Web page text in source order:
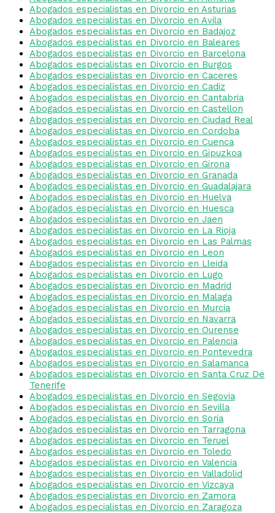
Abogados especialistas en Divorcio en Asturias
Abogados especialistas en Divorcio en Avila
Abogados especialistas en Divorcio en Badajoz
Abogados especialistas en Divorcio en Baleares
Abogados especialistas en Divorcio en Barcelona
Abogados especialistas en Divorcio en Burgos
Abogados especialistas en Divorcio en Caceres
Abogados especialistas en Divorcio en Cadiz
Abogados especialistas en Divorcio en Cantabria
Abogados especialistas en Divorcio en Castellon
Abogados especialistas en Divorcio en Ciudad Real
Abogados especialistas en Divorcio en Cordoba
Abogados especialistas en Divorcio en Cuenca
Abogados especialistas en Divorcio en Gipuzkoa
Abogados especialistas en Divorcio en Girona
Abogados especialistas en Divorcio en Granada
Abogados especialistas en Divorcio en Guadalajara
Abogados especialistas en Divorcio en Huelva
Abogados especialistas en Divorcio en Huesca
Abogados especialistas en Divorcio en Jaen
Abogados especialistas en Divorcio en La Rioja
Abogados especialistas en Divorcio en Las Palmas
Abogados especialistas en Divorcio en Leon
Abogados especialistas en Divorcio en Lleida
Abogados especialistas en Divorcio en Lugo
Abogados especialistas en Divorcio en Madrid
Abogados especialistas en Divorcio en Malaga
Abogados especialistas en Divorcio en Murcia
Abogados especialistas en Divorcio en Navarra
Abogados especialistas en Divorcio en Ourense
Abogados especialistas en Divorcio en Palencia
Abogados especialistas en Divorcio en Pontevedra
Abogados especialistas en Divorcio en Salamanca
Abogados especialistas en Divorcio en Santa Cruz De
Tenerife
Abogados especialistas en Divorcio en Segovia
Abogados especialistas en Divorcio en Sevilla
Abogados especialistas en Divorcio en Soria
Abogados especialistas en Divorcio en Tarragona
Abogados especialistas en Divorcio en Teruel
Abogados especialistas en Divorcio en Toledo
Abogados especialistas en Divorcio en Valencia
Abogados especialistas en Divorcio en Valladolid
Abogados especialistas en Divorcio en Vizcaya
Abogados especialistas en Divorcio en Zamora
Abogados especialistas en Divorcio en Zaragoza